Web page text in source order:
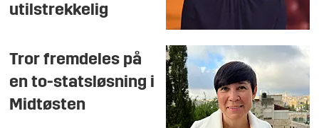
utilstrekkelig
Tror fremdeles på
en to-statsløsning i
Midtøsten